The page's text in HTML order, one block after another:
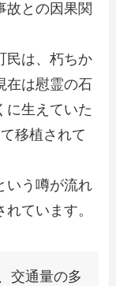
故との因果関
民は、朽ちか
在は慰霊の石
に生えていた
移植されて
いう噂が流れ
ています。
交通量の多